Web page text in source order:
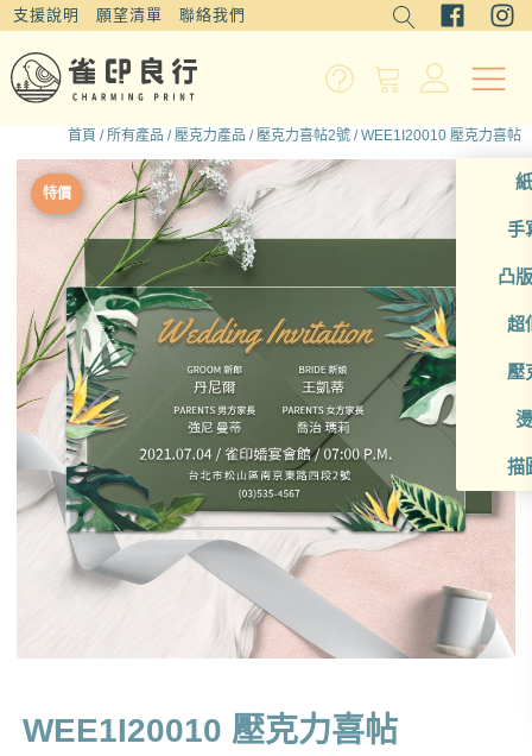
支援說明 願望清單 聯絡我們
手
凸
超
壓
描
首頁 /所有產品 /壓克力產品 /壓克力喜帖2號 / WEE1I20010 壓克力喜帖
特價
WEE1I20010 壓克力喜帖